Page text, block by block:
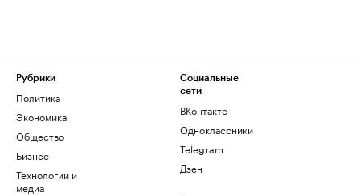
Рубрики
Политика
Экономика
Общество
Бизнес
Технологии и
медиа
Социальные
сети
ВКонтакте
Одноклассники
Telegram
Дзен